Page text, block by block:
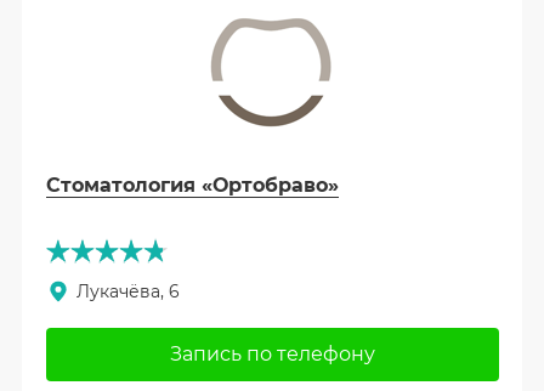
Стоматология «Ортобраво»
Лукачёва, 6
Запись по телефону